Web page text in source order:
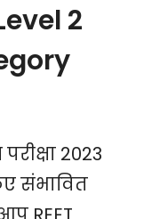
2
2023
संभावित